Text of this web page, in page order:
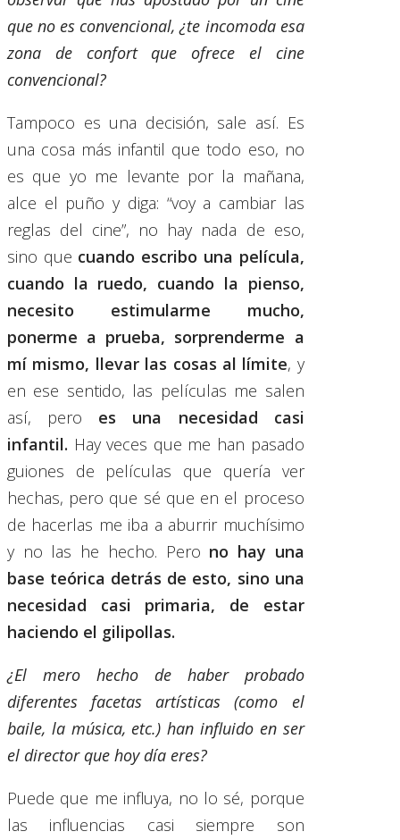
que no es convencional, ¿te incomoda esa
zona de confort que ofrece el cine
convencional?
Tampoco es una decisión, sale así. Es
una cosa más infantil que todo eso, no
es que yo me levante por la mañana,
alce el puño y diga: “voy a cambiar las
reglas del cine”, no hay nada de eso,
sino que cuando escribo una película,
cuando la ruedo, cuando la pienso,
necesito estimularme mucho,
ponerme a prueba, sorprenderme a
mí mismo, llevar las cosas al límite, y
en ese sentido, las películas me salen
así, pero es una necesidad casi
infantil. Hay veces que me han pasado
guiones de películas que quería ver
hechas, pero que sé que en el proceso
de hacerlas me iba a aburrir muchísimo
y no las he hecho. Pero no hay una
base teórica detrás de esto, sino una
necesidad casi primaria, de estar
haciendo el gilipollas.
¿El mero hecho de haber probado
diferentes facetas artísticas (como el
baile, la música, etc.) han influido en ser
el director que hoy día eres?
Puede que me influya, no lo sé, porque
las influencias casi siempre son